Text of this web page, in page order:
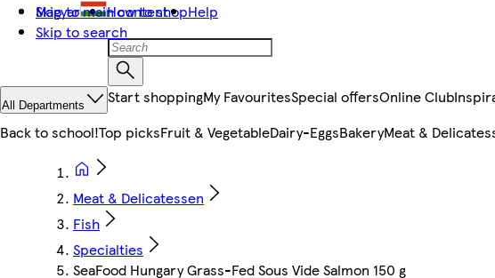
Skip to main content
Skip to search
Magyar How to shopHelp
All Departments Start shoppingMy FavouritesSpecial offersOnline Club
Back to school!Top picksFruit & VegetableDairy-EggsBakeryMeat &
Meat & Delicatessen
Fish
Specialties
SeaFood Hungary Grass-Fed Sous Vide Salmon 150 g